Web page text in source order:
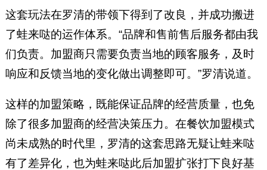
这套玩法在罗清的带领下得到了改良，并成功搬进
了蛙来哒的运作体系。“品牌和售前售后服务都由我
们负责。加盟商只需要负责当地的顾客服务，及时
响应和反馈当地的变化做出调整即可。”罗清说道。
这样的加盟策略，既能保证品牌的经营质量，也免
除了很多加盟商的经营决策压力。在餐饮加盟模式
尚未成熟的时代里，罗清的这套思路无疑让蛙来哒
有了差异化，也为蛙来哒此后加盟扩张打下良好基